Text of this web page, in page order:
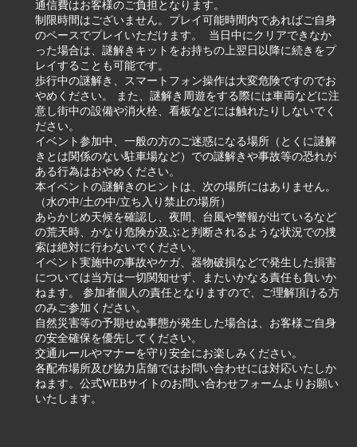
通信費はお客様のご負担となります。
制限時間はございません。プレイ可能時間内であればご自身
のペースでプレイいただけます。 当日中にクリアできなか
った場合は、謎解きキットをお持ちの上翌日以降に続きをプ
レイすることも可能です。
歩行中の謎解き、スマートフォン操作は大変危険ですのでお
やめください。 また、謎解き周遊をする際には車両などに注
意し街中の設備や消火栓、看板などには触れたりしないでく
ださい。
イベント参加中、一般の方のご迷惑になる場所（とくに謎解
きとは関係のない駐車場など）での謎解きや事故等の恐れが
ある行為はおやめください。
本イベントの謎解きのヒントは、次の場所にはありません。
（水の中/土の中/立ち入り禁止の場所）
あらかじめ天候を確認し、夜間、台風や警報が出ているなど
の荒天時、かなり危険が及ぶと判断されるような状況での捜
索は絶対に行わないでください。
イベント実施中の事故やケガ、器物破損などで発生した損害
については当方は一切関知せず、またいかなる責任も負いか
ねます。 参加者個人の責任となりますので、ご理解頂ける方
のみご参加ください。
自然災害等の予期せぬ事態が発生した場合は、お客様ご自身
の安全確保を優先してください。
交通ルールやマナーを守り安全にお楽しみください。
各配布場所及び協力店舗ではお問い合わせには対応いたしか
ねます。公式WEBサイトのお問い合わせフォームよりお願い
いたします。